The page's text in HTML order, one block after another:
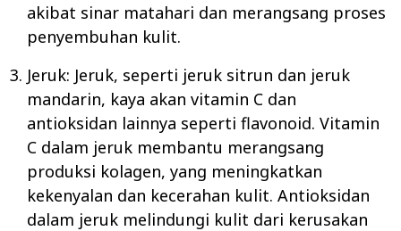
akibat sinar matahari dan merangsang proses
penyembuhan kulit.
Jeruk: Jeruk, seperti jeruk sitrun dan jeruk
mandarin, kaya akan vitamin C dan
antioksidan lainnya seperti flavonoid. Vitamin
C dalam jeruk membantu merangsang
produksi kolagen, yang meningkatkan
kekenyalan dan kecerahan kulit. Antioksidan
dalam jeruk melindungi kulit dari kerusakan